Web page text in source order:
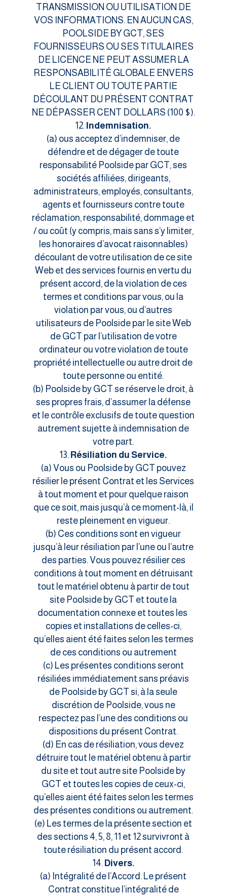
TRANSMISSION OU UTILISATION DE
VOS INFORMATIONS. EN AUCUN CAS,
POOLSIDE BY GCT, SES
FOURNISSEURS OU SES TITULAIRES
DE LICENCE NE PEUT ASSUMER LA
RESPONSABILITÉ GLOBALE ENVERS
LE CLIENT OU TOUTE PARTIE
DÉCOULANT DU PRÉSENT CONTRAT
NE DÉPASSER CENT DOLLARS (100 $).
Indemnisation.
(a) ous acceptez d’indemniser, de
défendre et de dégager de toute
responsabilité Poolside par GCT, ses
sociétés affiliées, dirigeants,
administrateurs, employés, consultants,
agents et fournisseurs contre toute
réclamation, responsabilité, dommage et
/ ou coût (y compris, mais sans s’y limiter,
les honoraires d’avocat raisonnables)
découlant de votre utilisation de ce site
Web et des services fournis en vertu du
présent accord, de la violation de ces
termes et conditions par vous, ou la
violation par vous, ou d’autres
utilisateurs de Poolside par le site Web
de GCT par l’utilisation de votre
ordinateur ou votre violation de toute
propriété intellectuelle ou autre droit de
toute personne ou entité.
(b) Poolside by GCT se réserve le droit, à
ses propres frais, d’assumer la défense
et le contrôle exclusifs de toute question
autrement sujette à indemnisation de
votre part.
Résiliation du Service.
(a) Vous ou Poolside by GCT pouvez
résilier le présent Contrat et les Services
à tout moment et pour quelque raison
que ce soit, mais jusqu’à ce moment-là, il
reste pleinement en vigueur.
(b) Ces conditions sont en vigueur
jusqu’à leur résiliation par l’une ou l’autre
des parties. Vous pouvez résilier ces
conditions à tout moment en détruisant
tout le matériel obtenu à partir de tout
site Poolside by GCT et toute la
documentation connexe et toutes les
copies et installations de celles-ci,
qu’elles aient été faites selon les termes
de ces conditions ou autrement
(c) Les présentes conditions seront
résiliées immédiatement sans préavis
de Poolside by GCT si, à la seule
discrétion de Poolside, vous ne
respectez pas l’une des conditions ou
dispositions du présent Contrat.
(d) En cas de résiliation, vous devez
détruire tout le matériel obtenu à partir
du site et tout autre site Poolside by
GCT et toutes les copies de ceux-ci,
qu’elles aient été faites selon les termes
des présentes conditions ou autrement.
(e) Les termes de la présente section et
des sections 4, 5, 8, 11 et 12 survivront à
toute résiliation du présent accord.
Divers.
(a) Intégralité de l’Accord. Le présent
Contrat constitue l’intégralité de